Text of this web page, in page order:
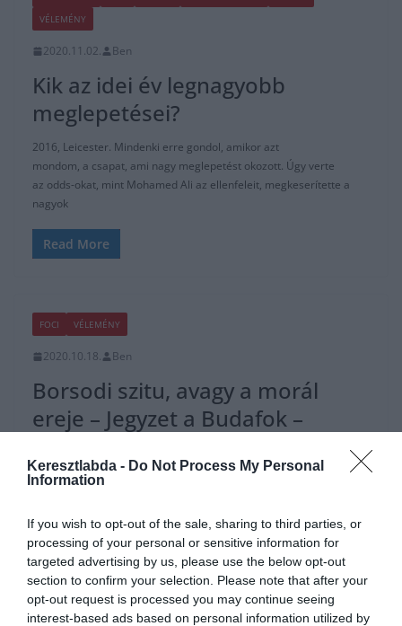
Keresztlabda - Do Not Process My Personal
Information
If you wish to opt-out of the sale, sharing to third parties, or
processing of your personal or sensitive information for
targeted advertising by us, please use the below opt-out
section to confirm your selection. Please note that after your
opt-out request is processed you may continue seeing
interest-based ads based on personal information utilized by
VÉLEMÉNY
2020.11.02. Ben
Kik az idei év legnagyobb
meglepetései?
2016, Leicester. Mindenki erre gondol, amikor azt
mondom, a csapat, ami nagy meglepetést okozott. Úgy verte
az odds-okat, mint Mohamed Ali az ellenfeleit, megkeserítette a
nagyok
Read More
FOCI VÉLEMÉNY
2020.10.18. Ben
Borsodi szitu, avagy a morál
ereje – Jegyzet a Budafok –
Remélem senkit nem sértek meg azzal a véleményemmel, hogy az
egy egytől tízes
Read More